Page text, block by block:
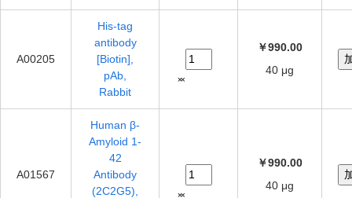
A00205
His-tag
antibody
[Biotin],
pAb,
Rabbit
￥990.00
40 μg
A01567
Human β-
Amyloid 1-
42
Antibody
(2C2G5),
￥990.00
40 μg